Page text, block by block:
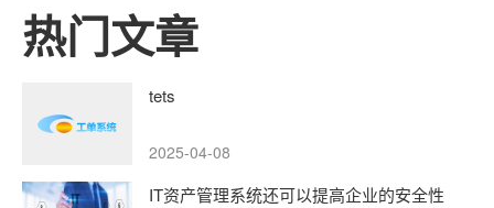
热门文章
tets
2025-04-08
IT资产管理系统还可以提高企业的安全性